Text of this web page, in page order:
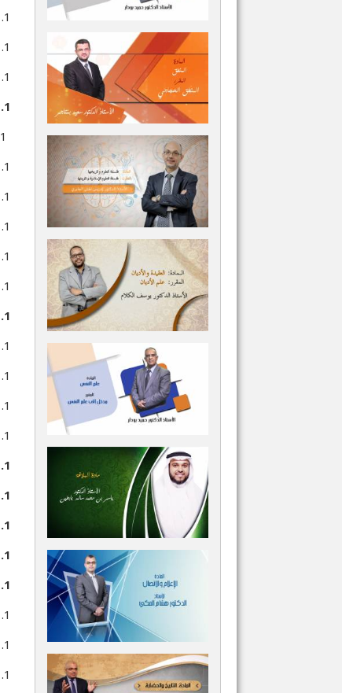
1. 3. 1. 3. استعمال طريقة المقارنة في المجال الإنساني
1. 3. 1. 4. تقويم طريقة المقارنة
1. 3. 1. 5. موقع طريقة المقارنة من القياس الفقهي
1. 3. 2. طريقة العينة
1. 3. 2. 2. التصميم العملي للبحث
1. 3. 2. 3. تكوين العينات
1. 3. 2. 4. فائدة العينة وخطورتها
1. 3. 2. 5. بعض أدوات تجميع البيانات التحليل
1. 3. 2. 6. التحليل الإحصائي الاستدلالي للبحث واختبار الفروض
1. 3. 3. طريقة المسح الاجتماعي
1. 3. 3. 1. تعريفها
1. 3. 3. 2. الغاية منها
1. 3. 3. 3. بعض انواعها
1. 3. 3. 4. تقويمها
1. 4. العرض أو الصياغة: إعداد التقرير المكتوب
1. 5. تطبيقات: قواعد المنهج في علم الاجتماع لدوركايم وتطبيقها على ظاهرة الانتحار
1. 5. 1. للتعريف بإيميل دوركايم
1. 5. 2. مبادئ أساسية
1. 5. 3. بعض قواعد المنهج
1. 5. 3. 1. قواعد ملاحظة الظواهر الاجتماعية
1. 5. 3. 2. قواعد التفرقة بين السليم والمعتل من الظواهر الاجتماعية
1. 5. 3. 3. قواعد تحديد النماذج الاجتماعية